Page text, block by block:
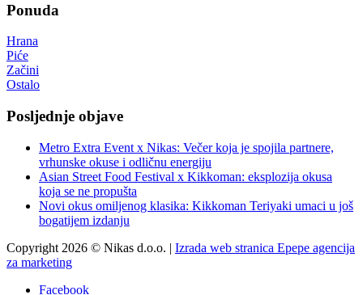
Ponuda
Hrana
Piće
Začini
Ostalo
Posljednje objave
Metro Extra Event x Nikas: Večer koja je spojila partnere,
vrhunske okuse i odličnu energiju
Asian Street Food Festival x Kikkoman: eksplozija okusa
koja se ne propušta
Novi okus omiljenog klasika: Kikkoman Teriyaki umaci u još
bogatijem izdanju
Copyright 2026 © Nikas d.o.o. | Izrada web stranica Epepe agencija
za marketing
Facebook